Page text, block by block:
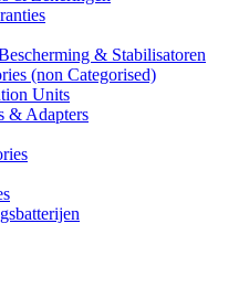
& Stabilisatoren
(non Categorised)
Units
& Adapters